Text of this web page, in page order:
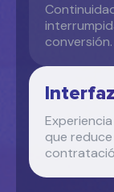
conversión.
que